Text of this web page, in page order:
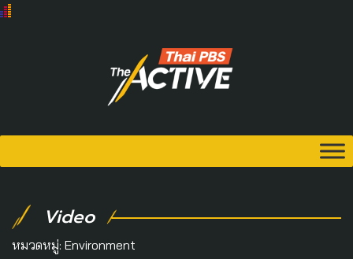
Video
หมวดหมู่: Environment